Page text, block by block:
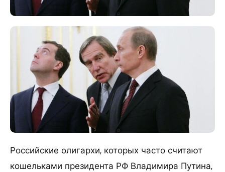
Российские олигархи, которых часто считают
кошельками президента РФ Владимира Путина,